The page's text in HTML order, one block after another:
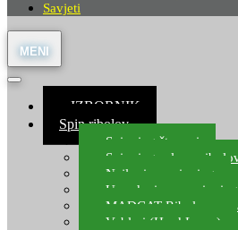
Savjeti
≡ IZBORNIK
Spin ribolov
Spinning štapovi
Spinning role za
Najloni za spinning
Upredenice za spinning
MADCAT Ribolov
Vobleri (Hard Lures)